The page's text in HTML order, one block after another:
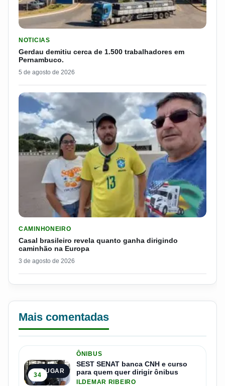
NOTICIAS
Gerdau demitiu cerca de 1.500 trabalhadores em
Pernambuco.
5 de agosto de 2026
CAMINHONEIRO
Casal brasileiro revela quanto ganha dirigindo
caminhão na Europa
3 de agosto de 2026
Mais comentadas
1º LUGAR
34
ÔNIBUS
SEST SENAT banca CNH e curso
para quem quer dirigir ônibus
ILDEMAR RIBEIRO